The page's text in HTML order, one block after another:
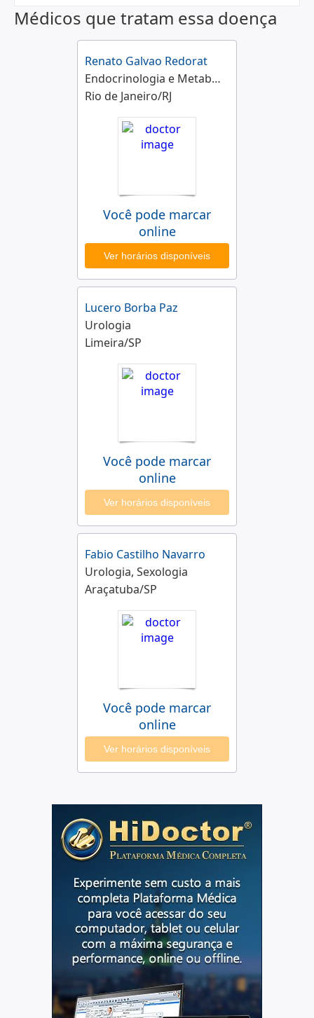
Médicos que tratam essa doença
Renato Galvao Redorat
Endocrinologia e Metabologia, Andrologia
Rio de Janeiro/RJ
Você pode marcar
online
Ver horários disponíveis
Lucero Borba Paz
Urologia
Limeira/SP
Você pode marcar
online
Ver horários disponíveis
Fabio Castilho Navarro
Urologia, Sexologia
Araçatuba/SP
Você pode marcar
online
Ver horários disponíveis